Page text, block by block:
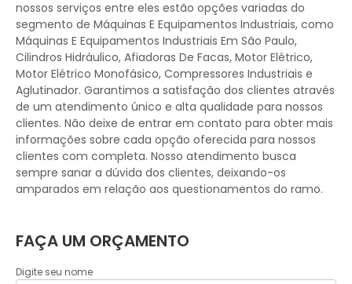
nossos serviços entre eles estão opções variadas do
segmento de Máquinas E Equipamentos Industriais, como
Máquinas E Equipamentos Industriais Em São Paulo,
Cilindros Hidráulico, Afiadoras De Facas, Motor Elétrico,
Motor Elétrico Monofásico, Compressores Industriais e
Aglutinador. Garantimos a satisfação dos clientes através
de um atendimento único e alta qualidade para nossos
clientes. Não deixe de entrar em contato para obter mais
informações sobre cada opção oferecida para nossos
clientes com completa. Nosso atendimento busca
sempre sanar a dúvida dos clientes, deixando-os
amparados em relação aos questionamentos do ramo.
FAÇA UM ORÇAMENTO
Digite seu nome